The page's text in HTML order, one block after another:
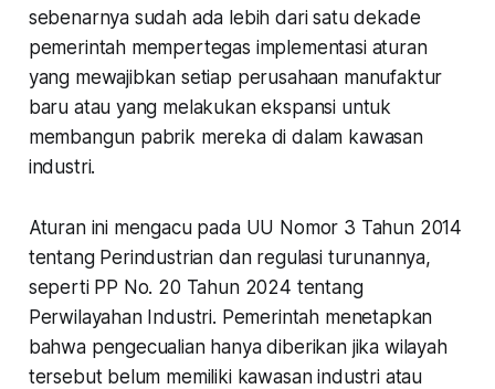
sebenarnya sudah ada lebih dari satu dekade
pemerintah mempertegas implementasi aturan
yang mewajibkan setiap perusahaan manufaktur
baru atau yang melakukan ekspansi untuk
membangun pabrik mereka di dalam kawasan
industri.
Aturan ini mengacu pada UU Nomor 3 Tahun 2014
tentang Perindustrian dan regulasi turunannya,
seperti PP No. 20 Tahun 2024 tentang
Perwilayahan Industri. Pemerintah menetapkan
bahwa pengecualian hanya diberikan jika wilayah
tersebut belum memiliki kawasan industri atau